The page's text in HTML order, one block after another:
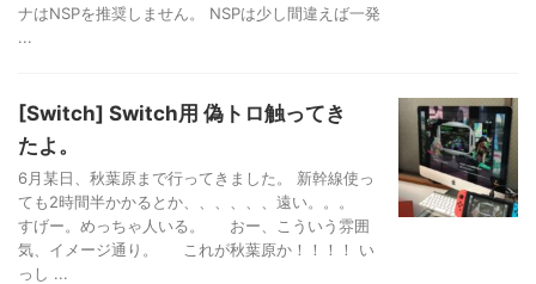
ナはNSPを推奨しません。 NSPは少し間違えば一発
...
[Switch] Switch用 偽トロ触ってき
たよ。
6月某日、秋葉原まで行ってきました。 新幹線使っ
ても2時間半かかるとか、、、、、、遠い。。。
すげー。めっちゃ人いる。 おー、こういう雰囲
気、イメージ通り。 これが秋葉原か！！！！ い
っし ...